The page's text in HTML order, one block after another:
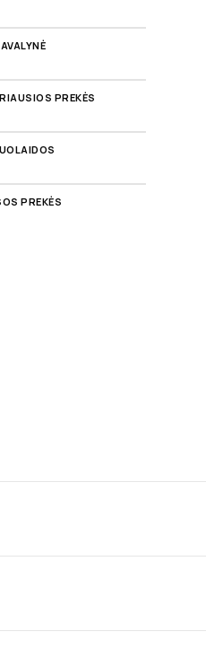
AVALYNĖ
PREKĖS
PREKĖS